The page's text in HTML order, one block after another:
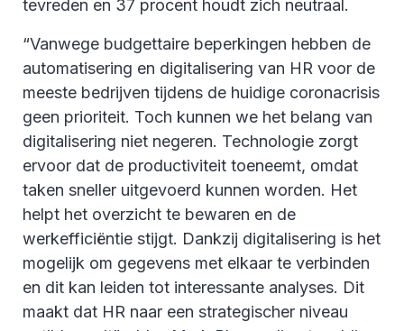
tevreden en 37 procent houdt zich neutraal.
“Vanwege budgettaire beperkingen hebben de
automatisering en digitalisering van HR voor de
meeste bedrijven tijdens de huidige coronacrisis
geen prioriteit. Toch kunnen we het belang van
digitalisering niet negeren. Technologie zorgt
ervoor dat de productiviteit toeneemt, omdat
taken sneller uitgevoerd kunnen worden. Het
helpt het overzicht te bewaren en de
werkefficiëntie stijgt. Dankzij digitalisering is het
mogelijk om gegevens met elkaar te verbinden
en dit kan leiden tot interessante analyses. Dit
maakt dat HR naar een strategischer niveau